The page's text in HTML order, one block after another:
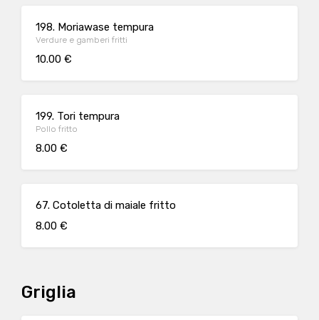
198. Moriawase tempura
Verdure e gamberi fritti
10.00 €
199. Tori tempura
Pollo fritto
8.00 €
67. Cotoletta di maiale fritto
8.00 €
Griglia